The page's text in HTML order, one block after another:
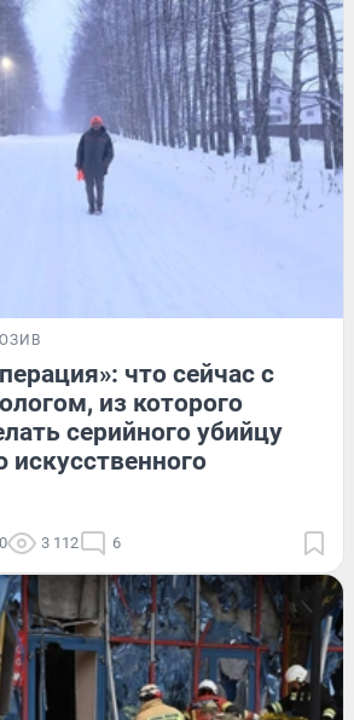
что сейчас с
из которого
серийного убийцу
искусственного
3 112 6